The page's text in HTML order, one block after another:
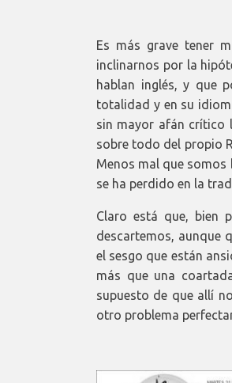
Es más grave tener
inclinarnos por la
hablan inglés, y que
totalidad y en su
sin mayor afán crítico
sobre todo del propio
Menos mal que somos
se ha perdido en la
Claro está que, bien
descartemos, aunque
el sesgo que están
más que una
supuesto de que allí
otro problema